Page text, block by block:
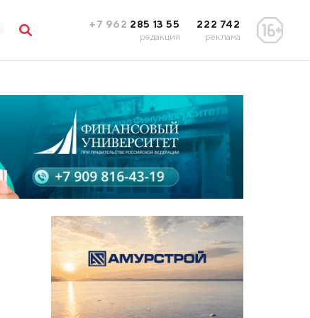
+7 962 285 13 55
редакция
222 742
реклама